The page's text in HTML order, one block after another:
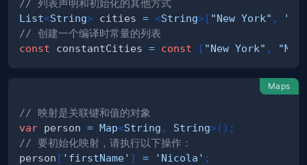
// 列表声明和初始化的其他方式
List<String> cities = <String>[ "New York" ,
// 创建一个编译时常量的列表
const constantCities = const [ "New York" ,
Maps
// 映射是关联键和值的对象
var person = Map<String , String>( ) ;
// 要初始化映射，请执行以下操作：
person [ 'firstName' ] = 'Nicola' ;